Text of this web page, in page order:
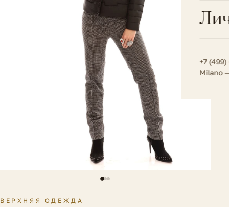
Весь
+7
Milano
ВЕРХНЯЯ ОДЕЖДА